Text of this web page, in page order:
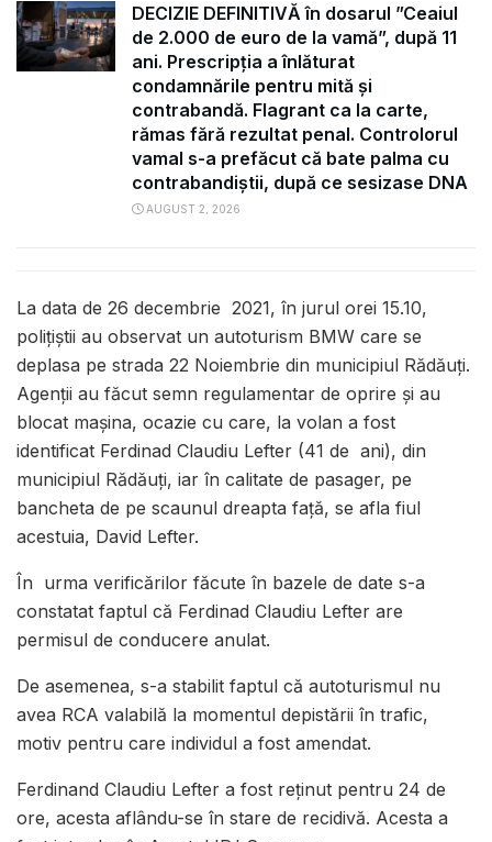
DECIZIE DEFINITIVĂ în dosarul ”Ceaiul
de 2.000 de euro de la vamă”, după 11
ani. Prescripția a înlăturat
condamnările pentru mită și
contrabandă. Flagrant ca la carte,
rămas fără rezultat penal. Controlorul
vamal s-a prefăcut că bate palma cu
contrabandiștii, după ce sesizase DNA
AUGUST 2, 2026
La data de 26 decembrie 2021, în jurul orei 15.10,
polițiștii au observat un autoturism BMW care se
deplasa pe strada 22 Noiembrie din municipiul Rădăuți.
Agenții au făcut semn regulamentar de oprire și au
blocat mașina, ocazie cu care, la volan a fost
identificat Ferdinad Claudiu Lefter (41 de ani), din
municipiul Rădăuți, iar în calitate de pasager, pe
bancheta de pe scaunul dreapta față, se afla fiul
acestuia, David Lefter.
În urma verificărilor făcute în bazele de date s-a
constatat faptul că Ferdinad Claudiu Lefter are
permisul de conducere anulat.
De asemenea, s-a stabilit faptul că autoturismul nu
avea RCA valabilă la momentul depistării în trafic,
motiv pentru care individul a fost amendat.
Ferdinand Claudiu Lefter a fost reținut pentru 24 de
ore, acesta aflându-se în stare de recidivă. Acesta a